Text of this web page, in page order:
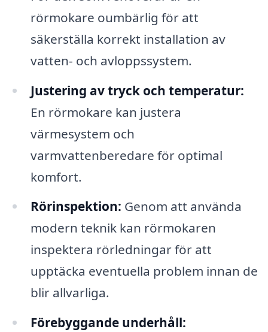
rörmokare oumbärlig för att
säkerställa korrekt installation av
vatten- och avloppssystem.
Justering av tryck och temperatur:
En rörmokare kan justera
värmesystem och
varmvattenberedare för optimal
komfort.
Rörinspektion: Genom att använda
modern teknik kan rörmokaren
inspektera rörledningar för att
upptäcka eventuella problem innan de
blir allvarliga.
Förebyggande underhåll: